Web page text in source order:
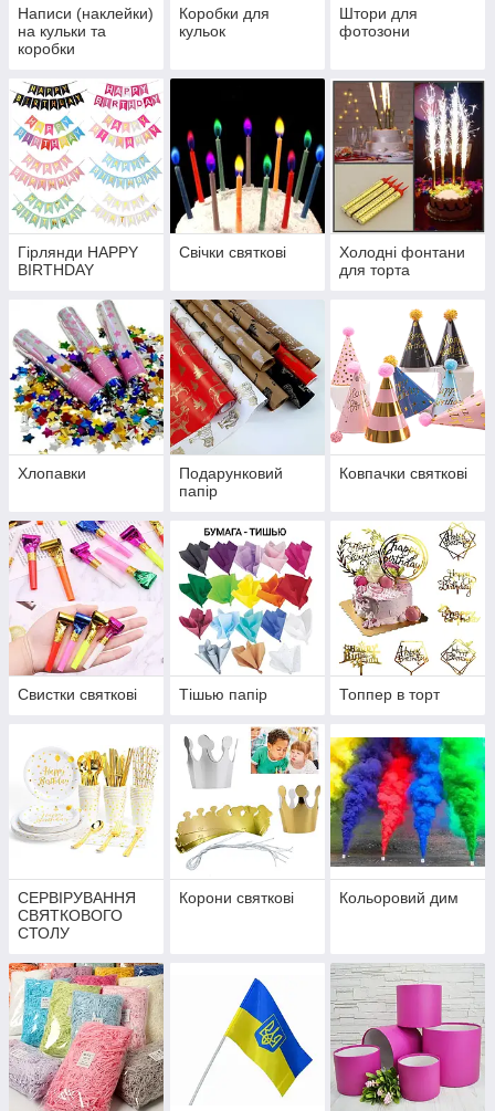
Написи (наклейки)
на кульки та
коробки
Коробки для
кульок
Штори для
фотозони
Гірлянди HAPPY
BIRTHDAY
Свічки святкові
Холодні фонтани
для торта
Хлопавки
Подарунковий
папір
Ковпачки святкові
Свистки святкові Тішью папір Топпер в торт
СЕРВІРУВАННЯ
СВЯТКОВОГО
СТОЛУ
Корони святкові Кольоровий дим